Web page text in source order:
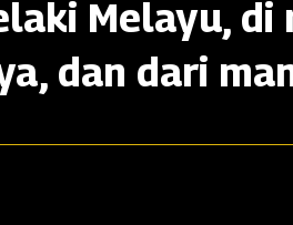
Melayu, di
dan dari